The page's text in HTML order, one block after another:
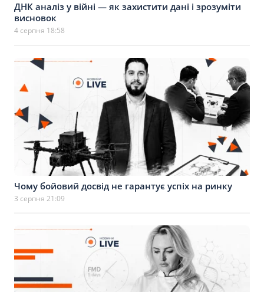
ДНК аналіз у війні — як захистити дані і зрозуміти
висновок
4 серпня 18:58
Чому бойовий досвід не гарантує успіх на ринку
3 серпня 21:09